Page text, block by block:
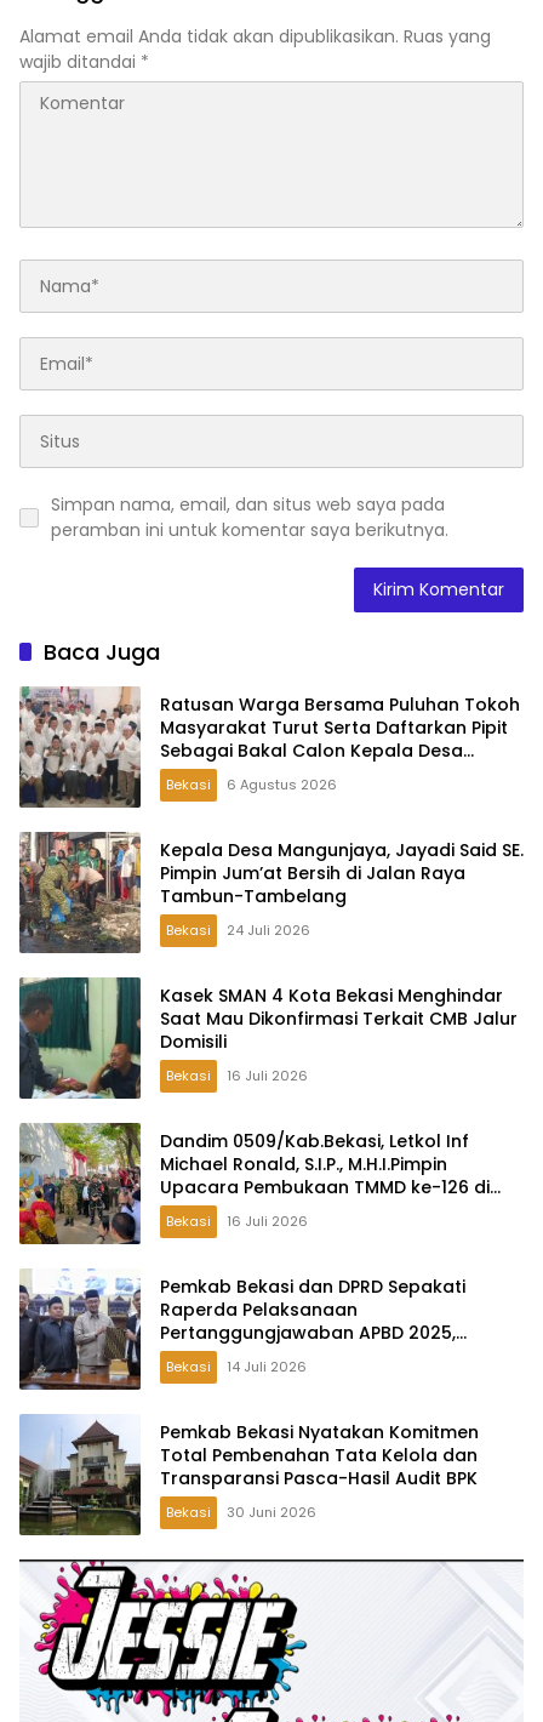
Keuangan Daerah
Alamat email Anda tidak akan dipublikasikan. Ruas yang
wajib ditandai *
Simpan nama, email, dan situs web saya pada
peramban ini untuk komentar saya berikutnya.
Baca Juga
Ratusan Warga Bersama Puluhan Tokoh
Masyarakat Turut Serta Daftarkan Pipit
Sebagai Bakal Calon Kepala Desa
Lambangsari
Bekasi 6 Agustus 2026
Kepala Desa Mangunjaya, Jayadi Said SE.
Pimpin Jum’at Bersih di Jalan Raya
Tambun-Tambelang
Bekasi 24 Juli 2026
Kasek SMAN 4 Kota Bekasi Menghindar
Saat Mau Dikonfirmasi Terkait CMB Jalur
Domisili
Bekasi 16 Juli 2026
Dandim 0509/Kab.Bekasi, Letkol Inf
Michael Ronald, S.I.P., M.H.I.Pimpin
Upacara Pembukaan TMMD ke-126 di
Desa Wibawamulya
Bekasi 16 Juli 2026
Pemkab Bekasi dan DPRD Sepakati
Raperda Pelaksanaan
Pertanggungjawaban APBD 2025,
Perkuat Akuntabilitas Tata Kelola
Keuangan Daerah
Bekasi 14 Juli 2026
Pemkab Bekasi Nyatakan Komitmen
Total Pembenahan Tata Kelola dan
Transparansi Pasca-Hasil Audit BPK
Bekasi 30 Juni 2026